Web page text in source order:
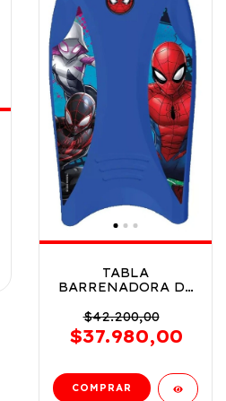
TABLA
BARRENADORA DE
IKDIS005 AZUL -
IKDIS006
$42.200,00
$37.980,00